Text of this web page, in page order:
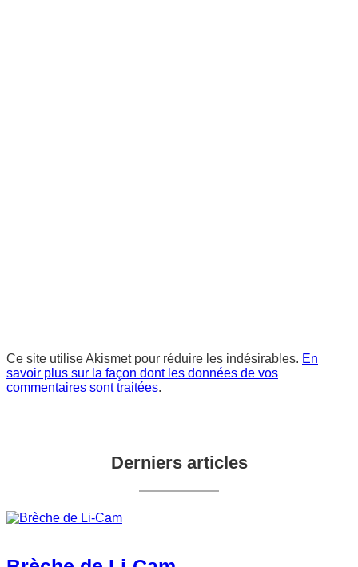
Ce site utilise Akismet pour réduire les indésirables. En
savoir plus sur la façon dont les données de vos
commentaires sont traitées.
Derniers articles